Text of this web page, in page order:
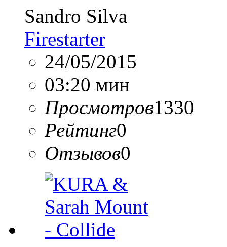
Sandro Silva
Firestarter
24/05/2015
03:20 мин
Просмотров1330
Рейтинг0
Отзывов0